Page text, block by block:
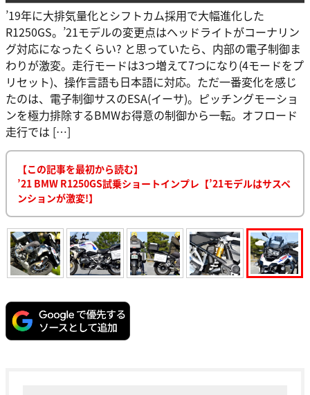
’19年に大排気量化とシフトカム採用で大幅進化した
R1250GS。’21モデルの変更点はヘッドライトがコーナリン
グ対応になったくらい? と思っていたら、内部の電子制御ま
わりが激変。走行モードは3つ増えて7つになり(4モードをプ
リセット)、操作言語も日本語に対応。ただ一番変化を感じ
たのは、電子制御サスのESA(イーサ)。ピッチングモーショ
ンを極力排除するBMWお得意の制御から一転。オフロード
走行では […]
【この記事を最初から読む】
’21 BMW R1250GS試乗ショートインプレ【’21モデルはサスペ
ンションが激変!】